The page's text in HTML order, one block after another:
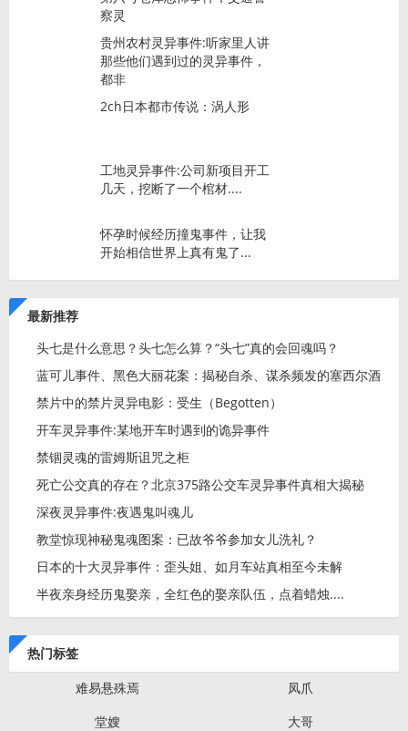
察灵
贵州农村灵异事件:听家里人讲
那些他们遇到过的灵异事件，
都非
2ch日本都市传说：涡人形
工地灵异事件:公司新项目开工
几天，挖断了一个棺材....
怀孕时候经历撞鬼事件，让我
开始相信世界上真有鬼了...
最新推荐
头七是什么意思？头七怎么算？“头七”真的会回魂吗？
蓝可儿事件、黑色大丽花案：揭秘自杀、谋杀频发的塞西尔酒
店
禁片中的禁片灵异电影：受生（Begotten）
开车灵异事件:某地开车时遇到的诡异事件
禁锢灵魂的雷姆斯诅咒之柜
死亡公交真的存在？北京375路公交车灵异事件真相大揭秘
深夜灵异事件:夜遇鬼叫魂儿
教堂惊现神秘鬼魂图案：已故爷爷参加女儿洗礼？
日本的十大灵异事件：歪头姐、如月车站真相至今未解
半夜亲身经历鬼娶亲，全红色的娶亲队伍，点着蜡烛....
热门标签
难易悬殊焉
凤爪
堂嫂
大哥